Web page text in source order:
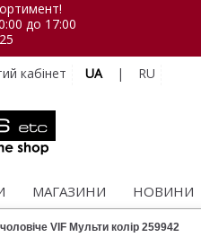
до 17:00
кабінет UA | RU
МАГАЗИНИ НОВИНИ
VIF Мульти колір 259942